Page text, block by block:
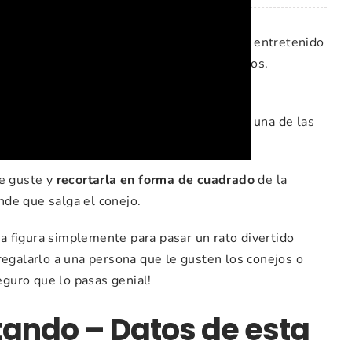
ya que además de pasar un rato entretenido
es muy interesante para hacer con niños.
o podrán hacerlo solo.E.
ancho expresado en centimetros), que es una de las
guste y recortarla en forma de cuadradode la
que salga el conejo.
figura simplemente para pasar un rato divertido
a una persona que le gusten los conejos o
que lo pasas genial!
– Datos de esta